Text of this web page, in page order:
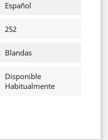
Español
252
Blandas
Disponible
Habitualmente